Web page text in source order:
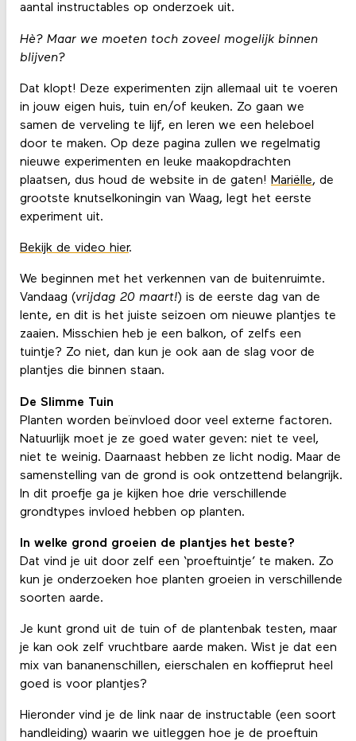
aantal instructables op onderzoek uit.
Hè? Maar we moeten toch zoveel mogelijk binnen
blijven?
Dat klopt! Deze experimenten zijn allemaal uit te voeren
in jouw eigen huis, tuin en/of keuken. Zo gaan we
samen de verveling te lijf, en leren we een heleboel
door te maken. Op deze pagina zullen we regelmatig
nieuwe experimenten en leuke maakopdrachten
plaatsen, dus houd de website in de gaten! Mariëlle, de
grootste knutselkoningin van Waag, legt het eerste
experiment uit.
Bekijk de video hier.
We beginnen met het verkennen van de buitenruimte.
Vandaag (vrijdag 20 maart!) is de eerste dag van de
lente, en dit is het juiste seizoen om nieuwe plantjes te
zaaien. Misschien heb je een balkon, of zelfs een
tuintje? Zo niet, dan kun je ook aan de slag voor de
plantjes die binnen staan.
De Slimme Tuin
Planten worden beïnvloed door veel externe factoren.
Natuurlijk moet je ze goed water geven: niet te veel,
niet te weinig. Daarnaast hebben ze licht nodig. Maar de
samenstelling van de grond is ook ontzettend belangrijk.
In dit proefje ga je kijken hoe drie verschillende
grondtypes invloed hebben op planten.
In welke grond groeien de plantjes het beste?
Dat vind je uit door zelf een ‘proeftuintje’ te maken. Zo
kun je onderzoeken hoe planten groeien in verschillende
soorten aarde.
Je kunt grond uit de tuin of de plantenbak testen, maar
je kan ook zelf vruchtbare aarde maken. Wist je dat een
mix van bananenschillen, eierschalen en koffieprut heel
goed is voor plantjes?
Hieronder vind je de link naar de instructable (een soort
handleiding) waarin we uitleggen hoe je de proeftuin